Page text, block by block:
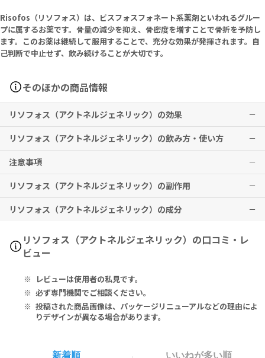
Risofos（リソフォス）は、ビスフォスフォネート系薬剤といわれるグルー
プに属するお薬です。骨量の減少を抑え、骨密度を増すことで骨折を予防し
ます。このお薬は継続して服用することで、充分な効果が発揮されます。自
己判断で中止せず、飲み続けることが大切です。
そのほかの商品情報
リソフォス（アクトネルジェネリック）の効果
骨粗鬆症
※効果には個人差がありますことを予めご了承ください。
リソフォス（アクトネルジェネリック）の飲み方・使い方
1週間に1回、リセドロン酸ナトリウムとして35mg（1錠）を服用し
てください。
錠剤は毎週同一曜日に服用してください。
※上記は、英国での適応です。
医師・薬剤師にご相談ください。
※効果には個人差がありますことを予めご了承ください。
注意事項
飲み忘れに気付いた際は、思い出したときすぐに服用してください。
ただし、すでに何かを食べたり飲んだりした場合は、その日は飲まず
に翌日に1錠服用し、その後はあらかじめ定めた曜日に飲んでくださ
※2回分を一度に服用しないこと。
誤って多く飲み過ぎてしまった場合は、薬剤の吸収を妨げるため、す
まま、医師又は薬剤師にご相談ください。
本剤は水で飲んでください。水以外の飲み物（カルシウムやマグネシ
ウムなどを多く含むミネラルウォーター、牛乳、コーヒー、ジュース
を含む）や食べ物、他の薬と一緒に飲まないでください。
飲食を避けてください。
リソフォス（アクトネルジェネリック）の副作用
胃不快感、下痢
上部消化管障害、肝機能障害、黄疸、顎骨壊死・顎骨骨髄炎、外耳道
骨壊死、大腿骨転子下及び近位大腿骨骨幹部の非定型骨折などの症状
が現れる場合があります。
い。
リソフォス（アクトネルジェネリック）の成分
Risedronate Sodium 35mg
リセドロン酸ナトリウム 35mg
リソフォス（アクトネルジェネリック）の口コミ・レ
ビュー
レビューは使用者の私見です。
必ず専門機関でご相談ください。
投稿された商品画像は、パッケージリニューアルなどの理由によ
りデザインが異なる場合があります。
新着順 いいねが多い順